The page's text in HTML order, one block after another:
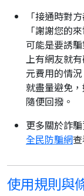
「接通時對
「謝謝您的
可能是要誘
上有網友就
元費用的情
就盡量避免
隨便回撥。
更多關於詐
全民防騙網
使用規則與